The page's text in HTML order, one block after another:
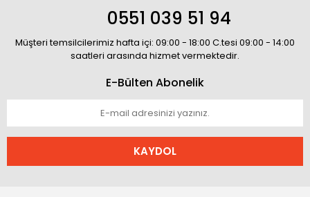
0551 039 51 94
Müşteri temsilcilerimiz hafta içi: 09:00 - 18:00 C.tesi 09:00 - 14:00
saatleri arasında hizmet vermektedir.
E-Bülten Abonelik
KAYDOL